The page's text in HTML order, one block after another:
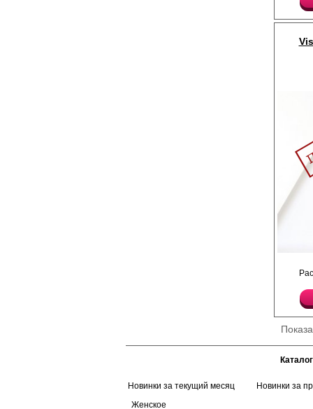
Вискоза 50%
полотна, с рукавами
Каталог
Новинки за текущий месяц Новинки за
Женское